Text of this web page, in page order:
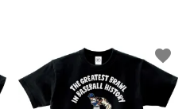
favorite